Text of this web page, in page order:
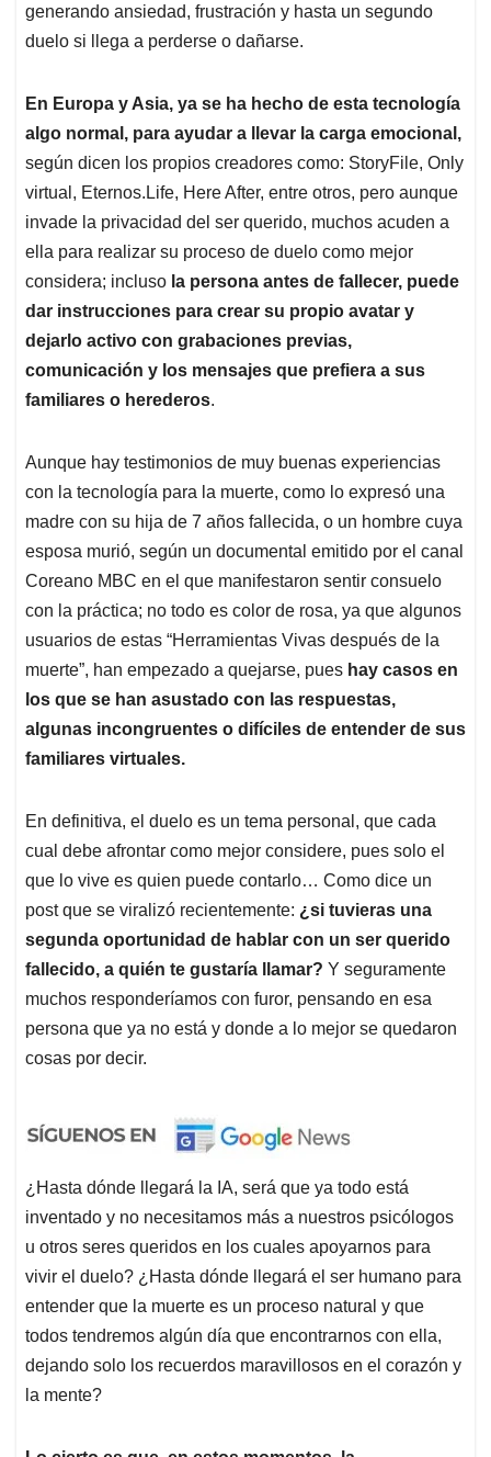
generando ansiedad, frustración y hasta un segundo
duelo si llega a perderse o dañarse.
En Europa y Asia, ya se ha hecho de esta tecnología
algo normal, para ayudar a llevar la carga emocional,
según dicen los propios creadores como: StoryFile, Only
virtual, Eternos.Life, Here After, entre otros, pero aunque
invade la privacidad del ser querido, muchos acuden a
ella para realizar su proceso de duelo como mejor
considera; incluso la persona antes de fallecer, puede
dar instrucciones para crear su propio avatar y
dejarlo activo con grabaciones previas,
comunicación y los mensajes que prefiera a sus
familiares o herederos.
Aunque hay testimonios de muy buenas experiencias
con la tecnología para la muerte, como lo expresó una
madre con su hija de 7 años fallecida, o un hombre cuya
esposa murió, según un documental emitido por el canal
Coreano MBC en el que manifestaron sentir consuelo
con la práctica; no todo es color de rosa, ya que algunos
usuarios de estas “Herramientas Vivas después de la
muerte”, han empezado a quejarse, pues hay casos en
los que se han asustado con las respuestas,
algunas incongruentes o difíciles de entender de sus
familiares virtuales.
En definitiva, el duelo es un tema personal, que cada
cual debe afrontar como mejor considere, pues solo el
que lo vive es quien puede contarlo… Como dice un
post que se viralizó recientemente: ¿si tuvieras una
segunda oportunidad de hablar con un ser querido
fallecido, a quién te gustaría llamar? Y seguramente
muchos responderíamos con furor, pensando en esa
persona que ya no está y donde a lo mejor se quedaron
cosas por decir.
¿Hasta dónde llegará la IA, será que ya todo está
inventado y no necesitamos más a nuestros psicólogos
u otros seres queridos en los cuales apoyarnos para
vivir el duelo? ¿Hasta dónde llegará el ser humano para
entender que la muerte es un proceso natural y que
todos tendremos algún día que encontrarnos con ella,
dejando solo los recuerdos maravillosos en el corazón y
la mente?